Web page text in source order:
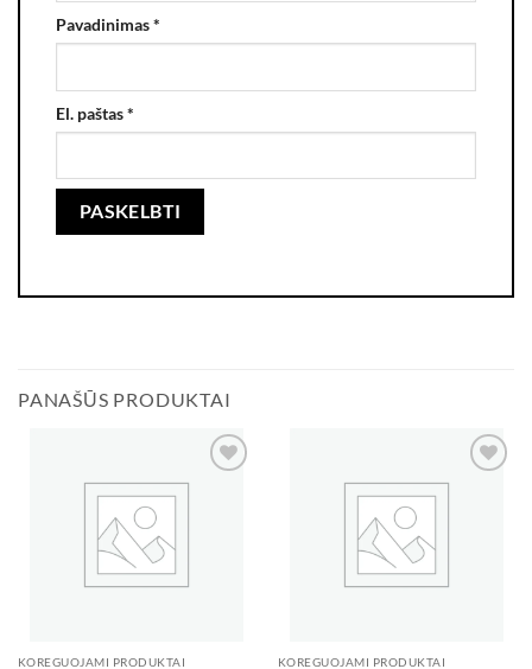
Pavadinimas*
El. paštas*
PANAŠŪS PRODUKTAI
KOREGUOJAMI PRODUKTAI KOREGUOJAMI PRODUKTAI